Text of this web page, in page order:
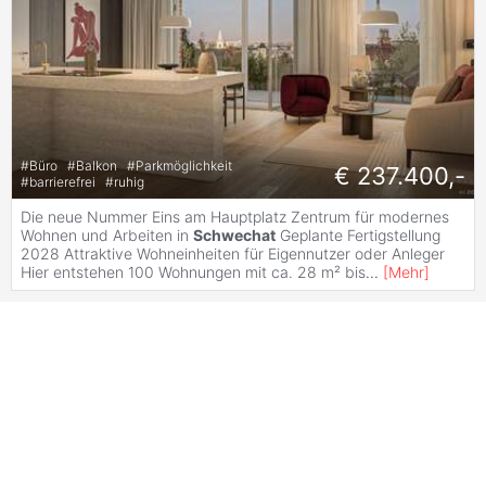
#Büro #Balkon #Parkmöglichkeit
#barrierefrei #ruhig € 237.400,-
Die neue Nummer Eins am Hauptplatz Zentrum für modernes
Wohnen und Arbeiten in Schwechat Geplante Fertigstellung
2028 Attraktive Wohneinheiten für Eigennutzer oder Anleger
Hier entstehen 100 Wohnungen mit ca. 28 m² bis... [Mehr]